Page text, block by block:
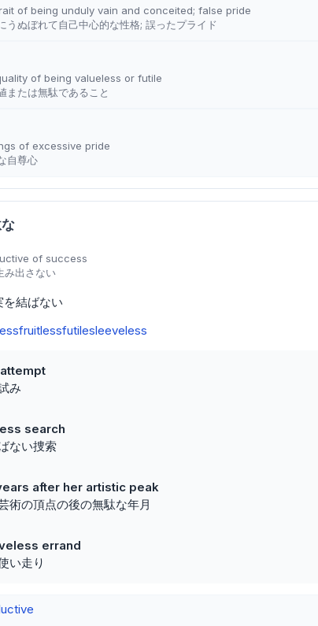
of being unduly vain and conceited; false pride
うぬぼれて自己中心的な性格; 誤ったプライド
of being valueless or futile
または無駄であること
of excessive pride
自尊心
of success
み出さない
を結ばない
fruitlessfutilesleeveless
み
search
ない捜索
after her artistic peak
術の頂点の後の無駄な年月
errand
い走り